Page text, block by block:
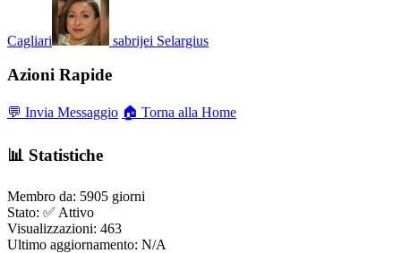
Cagliari sabrijei Selargius
Azioni Rapide
💬 Invia Messaggio 🏠 Torna alla Home
📊 Statistiche
Membro da: 5905 giorni
Stato: ✅ Attivo
Visualizzazioni: 463
Ultimo aggiornamento: N/A